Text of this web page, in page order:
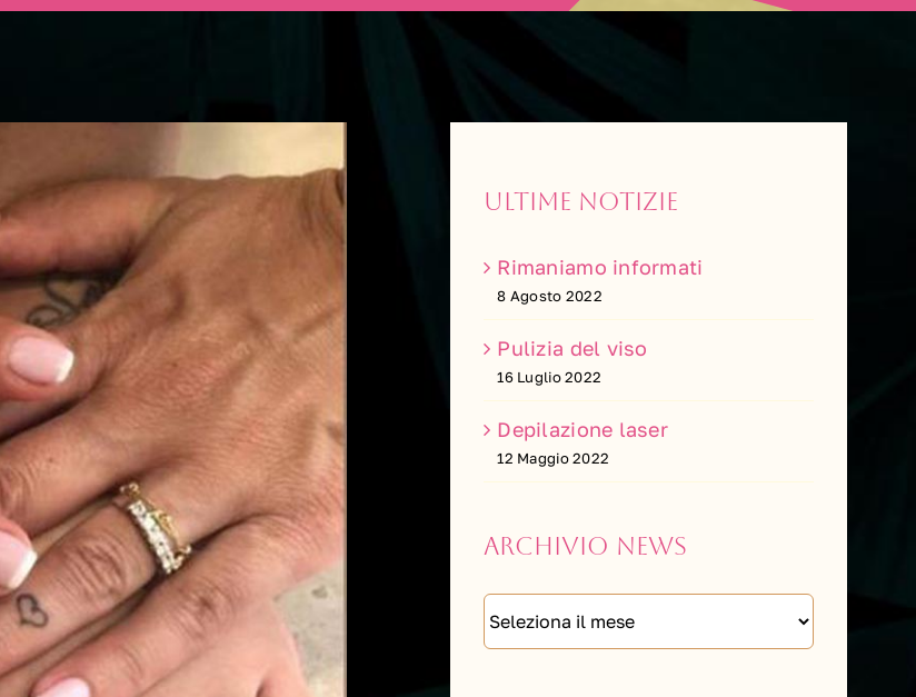
Ultime notizie
Rimaniamo informati
8 Agosto 2022
Pulizia del viso
16 Luglio 2022
Depilazione laser
12 Maggio 2022
Archivio news
Archivio
news